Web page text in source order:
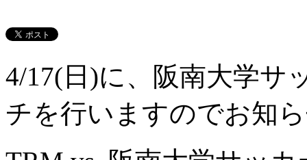
4/17(日)に、阪南大学サ
チを行いますのでお知